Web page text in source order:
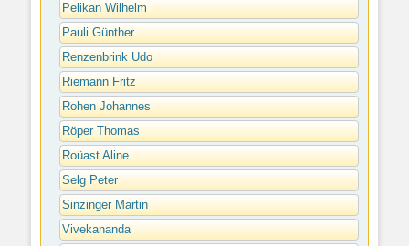
Pelikan Wilhelm
Pauli Günther
Renzenbrink Udo
Riemann Fritz
Rohen Johannes
Röper Thomas
Roüast Aline
Selg Peter
Sinzinger Martin
Vivekananda